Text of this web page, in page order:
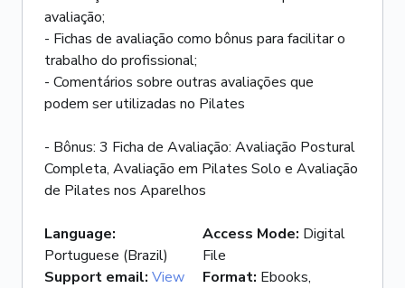
avaliação;
- Fichas de avaliação como bônus para facilitar o
trabalho do profissional;
- Comentários sobre outras avaliações que
podem ser utilizadas no Pilates
- Bônus: 3 Ficha de Avaliação: Avaliação Postural
Completa, Avaliação em Pilates Solo e Avaliação
de Pilates nos Aparelhos
Language:
Portuguese (Brazil)
Support email: View
Access Mode: Digital
File
Format: Ebooks,